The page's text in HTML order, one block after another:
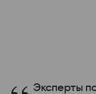
Эксперты